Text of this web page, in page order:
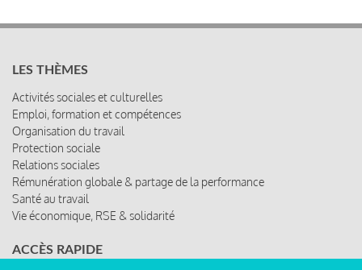
LES THÈMES
Activités sociales et culturelles
Emploi, formation et compétences
Organisation du travail
Protection sociale
Relations sociales
Rémunération globale & partage de la performance
Santé au travail
Vie économique, RSE & solidarité
ACCÈS RAPIDE